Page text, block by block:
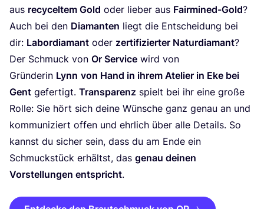
aus recy­cel­tem Gold oder lie­ber aus Fair­mi­ned-Gold?
Auch bei den Dia­man­ten liegt die Ent­schei­dung bei
dir: Labor­dia­mant oder zer­ti­fi­zier­ter Natur­dia­mant?
Der Schmuck von Or Ser­vice wird von
Grün­de­rin Lynn von Hand in ihrem Ate­lier in Eke bei
Gent gefer­tigt. Trans­pa­renz spielt bei ihr eine gro­ße
Rol­le: Sie hört sich dei­ne Wün­sche ganz genau an und
kom­mu­ni­ziert offen und ehr­lich über alle Details. So
kannst du sicher sein, dass du am Ende ein
Schmuck­stück erhältst, das genau dei­nen
Vor­stel­lun­gen ent­spricht.